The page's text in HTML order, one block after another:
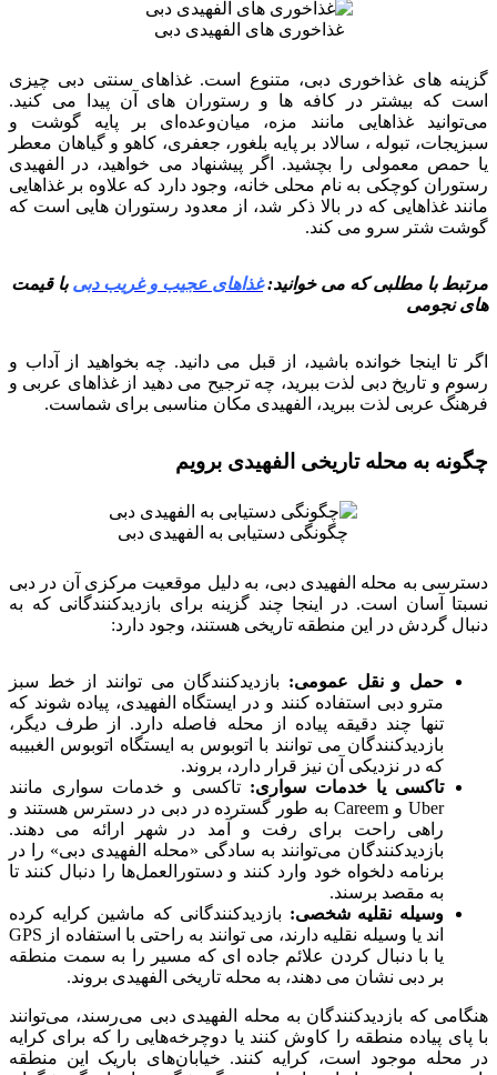
غذاخوری های الفهیدی دبی
گزینه های غذاخوری دبی، متنوع است. غذاهای سنتی دبی چیزی
است که بیشتر در کافه ها و رستوران های آن پیدا می کنید.
می‌توانید غذاهایی مانند مزه، میان‌وعده‌ای بر پایه گوشت و
سبزیجات، تبوله ، سالاد بر پایه بلغور، جعفری، کاهو و گیاهان معطر
یا حمص معمولی را بچشید. اگر پیشنهاد می خواهید، در الفهیدی
رستوران کوچکی به نام محلی خانه، وجود دارد که علاوه بر غذاهایی
مانند غذاهایی که در بالا ذکر شد، از معدود رستوران هایی است که
گوشت شتر سرو می کند.
مرتبط با مطلبی که می خوانید:غذاهای عجیب و غریب دبی با قیمت
های نجومی
اگر تا اینجا خوانده باشید، از قبل می دانید. چه بخواهید از آداب و
رسوم و تاریخ دبی لذت ببرید، چه ترجیح می دهید از غذاهای عربی و
فرهنگ عربی لذت ببرید، الفهیدی مکان مناسبی برای شماست.
چگونه به محله تاریخی الفهیدی برویم
چگونگی دستیابی به الفهیدی دبی
دسترسی به محله الفهیدی دبی، به دلیل موقعیت مرکزی آن در دبی
نسبتا آسان است. در اینجا چند گزینه برای بازدیدکنندگانی که به
دنبال گردش در این منطقه تاریخی هستند، وجود دارد:
حمل و نقل عمومی: بازدیدکنندگان می توانند از خط سبز
مترو دبی استفاده کنند و در ایستگاه الفهیدی، پیاده شوند که
تنها چند دقیقه پیاده از محله فاصله دارد. از طرف دیگر،
بازدیدکنندگان می توانند با اتوبوس به ایستگاه اتوبوس الغبیبه
که در نزدیکی آن نیز قرار دارد، بروند.
تاکسی یا خدمات سواری: تاکسی و خدمات سواری مانند
Uber و Careem به طور گسترده در دبی در دسترس هستند و
راهی راحت برای رفت و آمد در شهر ارائه می دهند.
بازدیدکنندگان می‌توانند به سادگی «محله الفهیدی دبی» را در
برنامه دلخواه خود وارد کنند و دستورالعمل‌ها را دنبال کنند تا
به مقصد برسند.
وسیله نقلیه شخصی: بازدیدکنندگانی که ماشین کرایه کرده
اند یا وسیله نقلیه دارند، می توانند به راحتی با استفاده از GPS
یا با دنبال کردن علائم جاده ای که مسیر را به سمت منطقه
بر دبی نشان می دهند، به محله تاریخی الفهیدی بروند.
هنگامی که بازدیدکنندگان به محله الفهیدی دبی می‌رسند، می‌توانند
با پای پیاده منطقه را کاوش کنند یا دوچرخه‌هایی را که برای کرایه
در محله موجود است، کرایه کنند. خیابان‌های باریک این منطقه